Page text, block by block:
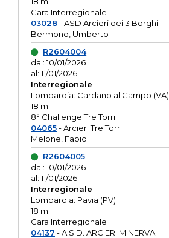
Gara Interregionale
03028- ASD Arcieri dei 3 Borghi
Bermond, Umberto
R2604004
dal: 10/01/2026
al: 11/01/2026
Interregionale
Lombardia: Cardano al Campo (VA)
18 m
8° Challenge Tre Torri
04065- Arcieri Tre Torri
Melone, Fabio
R2604005
dal: 10/01/2026
al: 11/01/2026
Interregionale
Lombardia: Pavia (PV)
18 m
Gara Interregionale
04137 - A.S.D. ARCIERI MINERVA